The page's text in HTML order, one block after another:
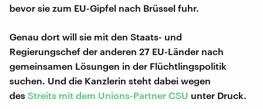
bevor sie zum EU-Gipfel nach Brüssel fuhr.
Genau dort will sie mit den Staats- und
Regierungschef der anderen 27 EU-Länder nach
gemeinsamen Lösungen in der Flüchtlingspolitik
suchen. Und die Kanzlerin steht dabei wegen
des Streits mit dem Unions-Partner CSU unter Druck.